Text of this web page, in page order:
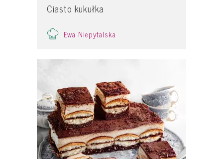
Ciasto kukułka
Ewa Niepytalska